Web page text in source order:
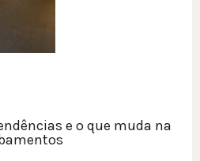
e o que muda na